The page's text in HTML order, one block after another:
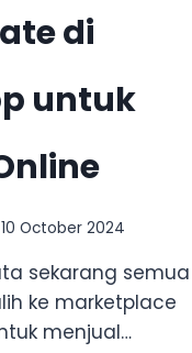
di
untuk
10 October 2024
sekarang semua
ke marketplace
menjual…